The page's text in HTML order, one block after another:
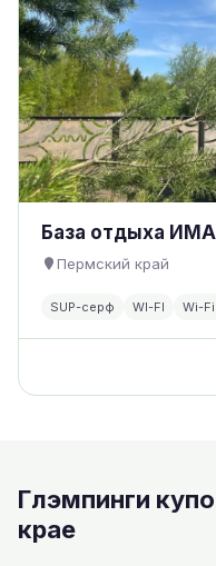
База отдыха ИМА
Пермский край
SUP-серф WI-FI Wi-
Глэмпинги
крае